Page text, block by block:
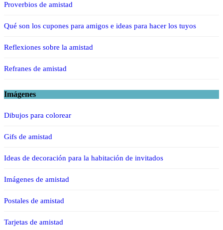
Proverbios de amistad
Qué son los cupones para amigos e ideas para hacer los tuyos
Reflexiones sobre la amistad
Refranes de amistad
Imágenes
Dibujos para colorear
Gifs de amistad
Ideas de decoración para la habitación de invitados
Imágenes de amistad
Postales de amistad
Tarjetas de amistad